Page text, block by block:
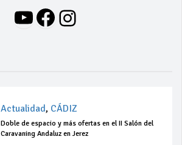
YouTube
Facebook
Instagram
Actualidad, CÁDIZ
Doble de espacio y más ofertas en el II Salón del
Caravaning Andaluz en Jerez